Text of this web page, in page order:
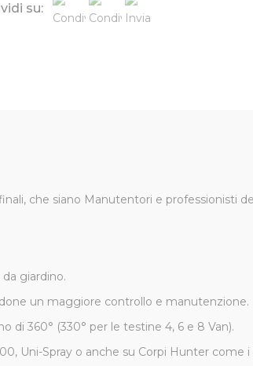
su:
che siano Manutentori e professionisti
da giardino.
un maggiore controllo e manutenzione.
di 360° (330° per le testine 4, 6 e 8 Van).
Uni-Spray o anche su Corpi Hunter come i